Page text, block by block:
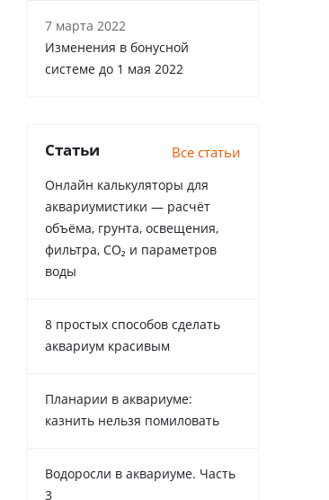
7 марта 2022
Изменения в бонусной
системе до 1 мая 2022
Статьи Все статьи
Онлайн калькуляторы для
аквариумистики — расчёт
объёма, грунта, освещения,
фильтра, CO₂ и параметров
воды
8 простых способов сделать
аквариум красивым
Планарии в аквариуме:
казнить нельзя помиловать
Водоросли в аквариуме. Часть
3